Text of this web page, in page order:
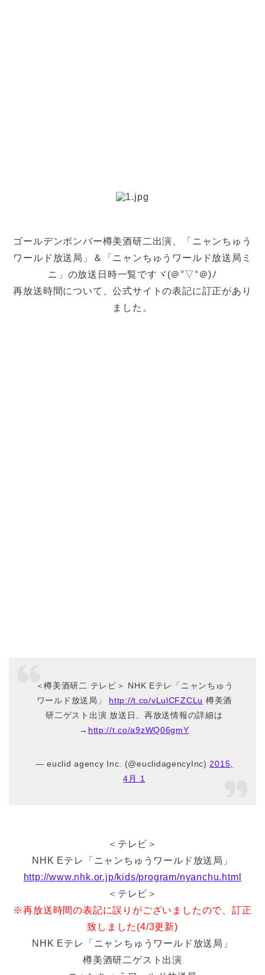
ゴールデンボンバー樽美酒研二出演、「ニャンちゅう
ワールド放送局」＆「ニャンちゅうワールド放送局ミ
ニ」の放送日時一覧ですヾ(＠°▽°＠)ﾉ
再放送時間について、公式サイトの表記に訂正があり
ました。
＜樽美酒研二 テレビ＞ NHK Eテレ「ニャンちゅう
ワールド放送局」 http://t.co/vLulCFZCLu 樽美酒
研二ゲスト出演 放送日、再放送情報の詳細は
→ http://t.co/a9zWQ06gmY
— euclid agency Inc. (@euclidagencyInc) 2015,
4月 1
＜テレビ＞
NHK Eテレ「ニャンちゅうワールド放送局」
http://www.nhk.or.jp/kids/program/nyanchu.html
＜テレビ＞
※再放送時間の表記に誤りがございましたので、訂正
致しました(4/3更新)
NHK Eテレ「ニャンちゅうワールド放送局」
樽美酒研二ゲスト出演